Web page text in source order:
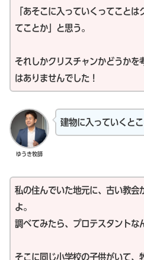
「あそこに入っていくってことは
てことか」と思う。
それしかクリスチャンかどうかを
はありませんでした！
ゆうき牧師
建物に入っていくと
私の住んでいた地元に、古い教会
よ。
調べてみたら、プロテスタントな
そこに同じ小学校の子供がいて、